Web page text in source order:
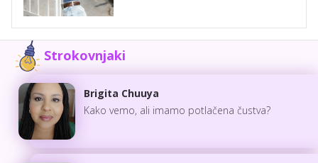
Strokovnjaki
Brigita Chuuya
Kako vemo, ali imamo potlačena čustva?